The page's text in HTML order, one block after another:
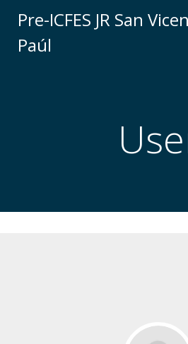
al
Pre-ICFES JR San
Paúl